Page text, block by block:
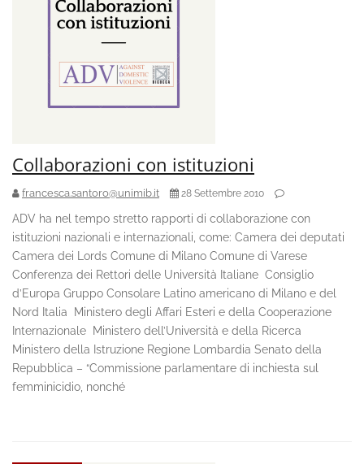
Collaborazioni con istituzioni
francesca.santoro@unimib.it 28 Settembre 2010
ADV ha nel tempo stretto rapporti di collaborazione con
istituzioni nazionali e internazionali, come: Camera dei deputati
Camera dei Lords Comune di Milano Comune di Varese
Conferenza dei Rettori delle Università Italiane Consiglio
d’Europa Gruppo Consolare Latino americano di Milano e del
Nord Italia Ministero degli Affari Esteri e della Cooperazione
Internazionale Ministero dell’Università e della Ricerca
Ministero della Istruzione Regione Lombardia Senato della
Repubblica – “Commissione parlamentare di inchiesta sul
femminicidio, nonché